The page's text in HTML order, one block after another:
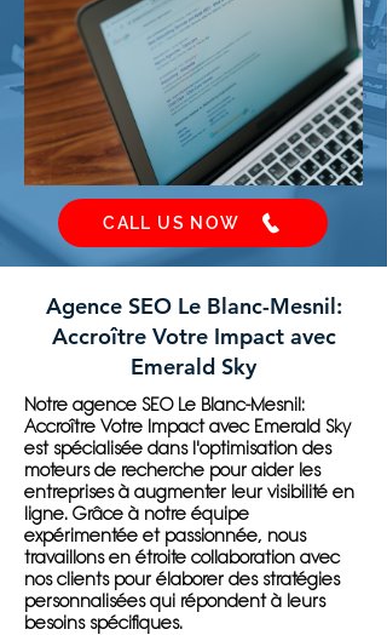
CALL US NOW
Agence SEO Le Blanc-Mesnil:
Accroître Votre Impact avec
Emerald Sky
Notre agence SEO Le Blanc-Mesnil:
Accroître Votre Impact avec Emerald Sky
est spécialisée dans l'optimisation des
moteurs de recherche pour aider les
entreprises à augmenter leur visibilité en
ligne. Grâce à notre équipe
expérimentée et passionnée, nous
travaillons en étroite collaboration avec
nos clients pour élaborer des stratégies
personnalisées qui répondent à leurs
besoins spécifiques.